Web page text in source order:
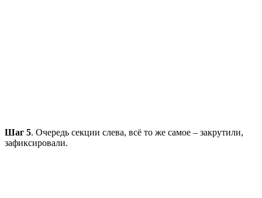
Шаг 5. Очередь секции слева, всё то же самое – закрутили,
зафиксировали.